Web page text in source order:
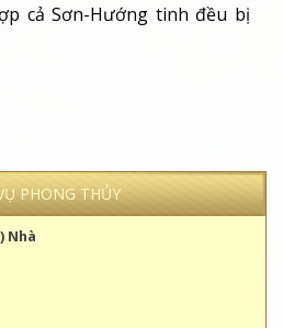
PHONG THỦY
Nhà
cả Sơn-Hướng tinh đều bị